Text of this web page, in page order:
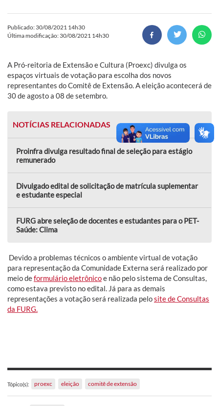
Publicado: 30/08/2021 14h30
Última modificação: 30/08/2021 14h30
A Pró-reitoria de Extensão e Cultura (Proexc) divulga os
espaços virtuais de votação para escolha dos novos
representantes do Comitê de Extensão. A eleição acontecerá de
30 de agosto a 08 de setembro.
NOTÍCIAS RELACIONADAS
Proinfra divulga resultado final de seleção para estágio
remunerado
Divulgado edital de solicitação de matrícula suplementar
e estudante especial
FURG abre seleção de docentes e estudantes para o PET-
Saúde: Clima
Devido a problemas técnicos o ambiente virtual de votação
para representação da Comunidade Externa será realizado por
meio deformulário eletrônicoe não pelo sistema de Consultas,
como estava previsto no edital. Já para as demais
representações a votação será realizada pelosite de Consultas
da FURG.
Tópico(s): proexc eleição comitê de extensão